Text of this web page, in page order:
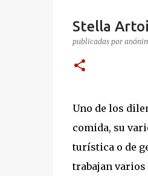
Stella
publicadas por
Uno de los
comida, su
turística o de
trabajan varios